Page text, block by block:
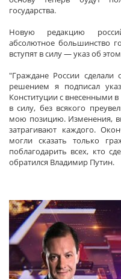
государства.
Новую редакцию
абсолютное большинство
вступят в силу — указ об
"Граждане России сделали
решением я подписал
Конституции с внесенными
в силу, без всякого
мою позицию. Изменения,
затрагивают каждого.
могли сказать только
поблагодарить всех, кто
обратился Владимир Путин.